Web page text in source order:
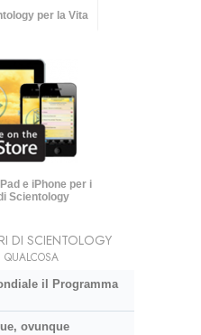
per la Vita
e iPhone per i
Scientology
DI SCIENTOLOGY
il Programma
ovunque